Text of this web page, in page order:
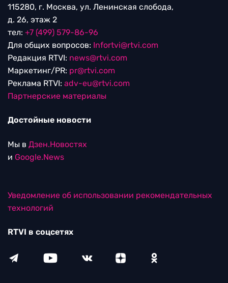
115280, г. Москва, ул. Ленинская слобода,
д. 26, этаж 2
тел: +7 (499) 579-86-96
Для общих вопросов: Infortvi@rtvi.com
Редакция RTVI: news@rtvi.com
Маркетинг/PR: pr@rtvi.com
Реклама RTVI: adv-eu@rtvi.com
Партнерские материалы
Достойные новости
Мы в Дзен.Новостях
и Google.News
Уведомление об использовании рекомендательных
технологий
RTVI в соцсетях